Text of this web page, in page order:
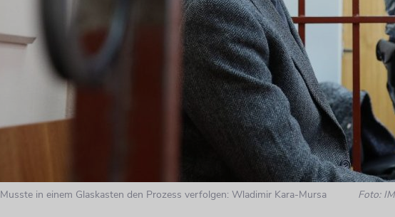
Musste in einem Glaskasten den Prozess verfolgen: Wladimir Kara-Mursa Foto: